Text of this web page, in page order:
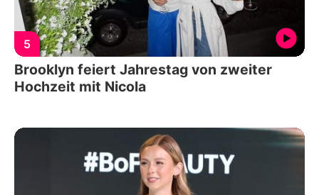
5
Brooklyn feiert Jahrestag von zweiter
Hochzeit mit Nicola